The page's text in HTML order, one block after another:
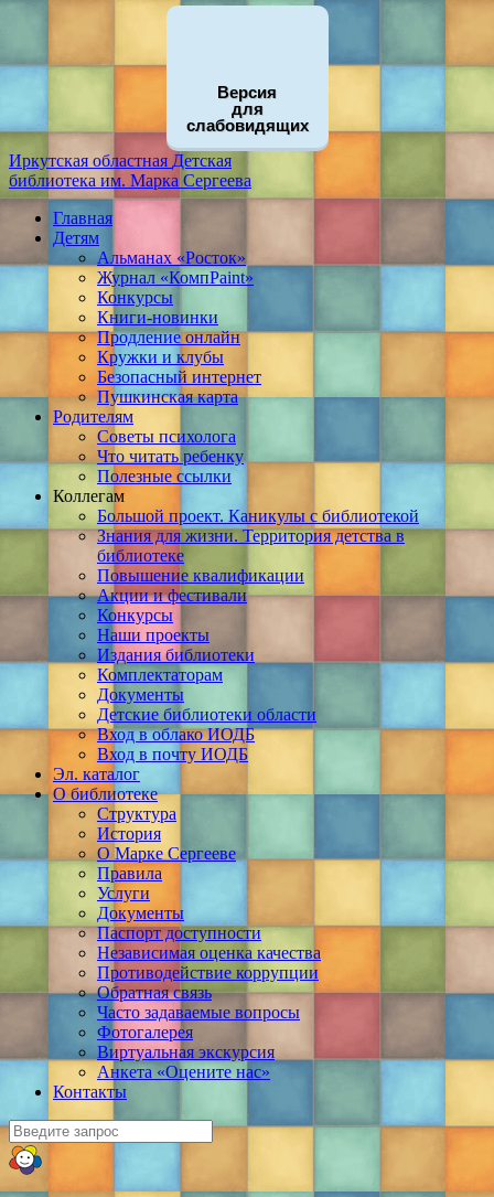
Версия
для
слабовидящих
Иркутская областная Детская
библиотека им. Марка Сергеева
Главная
Детям
Альманах «Росток»
Журнал «КомпPaint»
Конкурсы
Книги-новинки
Продление онлайн
Кружки и клубы
Безопасный интернет
Пушкинская карта
Родителям
Советы психолога
Что читать ребенку
Полезные ссылки
Коллегам
Большой проект. Каникулы с библиотекой
Знания для жизни. Территория детства в
библиотеке
Повышение квалификации
Акции и фестивали
Конкурсы
Наши проекты
Издания библиотеки
Комплектаторам
Документы
Детские библиотеки области
Вход в облако ИОДБ
Вход в почту ИОДБ
Эл. каталог
О библиотеке
Структура
История
О Марке Сергееве
Правила
Услуги
Документы
Паспорт доступности
Независимая оценка качества
Противодействие коррупции
Обратная связь
Часто задаваемые вопросы
Фотогалерея
Виртуальная экскурсия
Анкета «Оцените нас»
Контакты